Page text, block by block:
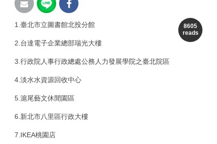
8605
reads
1.臺北市立圖書館北投分館
2.台達電子企業總部瑞光大樓
3.行政院人事行政總處公務人力發展學院之臺北院區
4.淡水水資源回收中心
5.滬尾藝文休閒園區
6.新北市八里區行政大樓
7.IKEA桃園店